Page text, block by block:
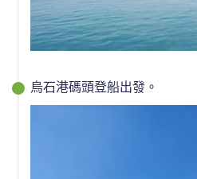
烏石港碼頭登船出發。